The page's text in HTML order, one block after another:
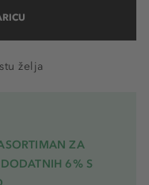
želja
ZA
6% S